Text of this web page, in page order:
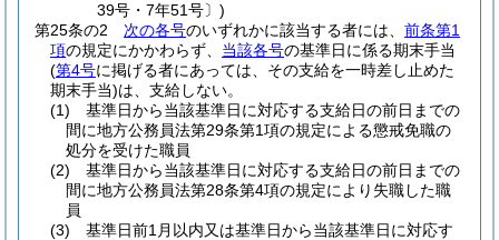
39号・7年51号〕)
第25条の2
次の各号のいずれかに該当する者には、 前条第1
項の規定にかかわらず、 当該各号の基準日に係る期末手当
(第4号に掲げる者にあっては、その支給を一時差し止めた
期末手当)は、支給しない。
(1)
基準日から当該基準日に対応する支給日の前日までの
間に地方公務員法第29条第1項の規定による懲戒免職の
処分を受けた職員
(2)
基準日から当該基準日に対応する支給日の前日までの
間に地方公務員法第28条第4項の規定により失職した職
員
(3)
基準日前1月以内又は基準日から当該基準日に対応す